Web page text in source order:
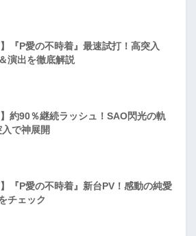
】『P愛の不時着』最速試打！高突入
演出を徹底解説
】約90％継続ラッシュ！SAO閃光の軌
で神展開
】『P愛の不時着』新台PV！感動の純愛
チェック